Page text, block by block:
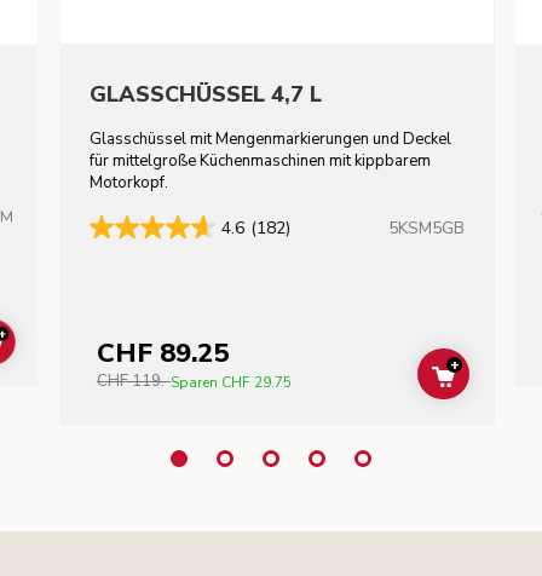
ADD TO CART
GLASSCHÜSSEL 4,7 L
Glasschüssel mit Mengenmarkierungen und Deckel
für mittelgroße Küchenmaschinen mit kippbarem
Motorkopf.
4.6 (182) 5KSM5GB
CHF 89.25
CHF 119.-Sparen CHF 29.75 ADD TO
+